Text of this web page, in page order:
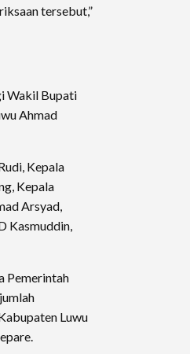
tersebut,”
Wakil Bupati
Ahmad
Kepala
Kepala
Arsyad,
Kasmuddin,
Pemerintah
Luwu